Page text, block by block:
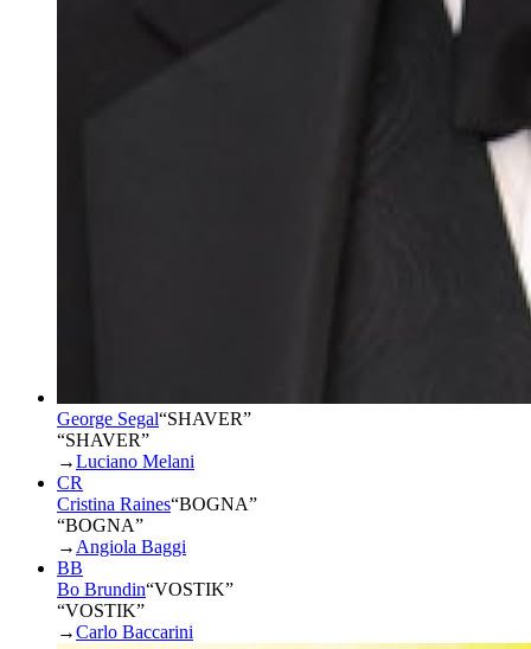
George Segal“SHAVER”
“SHAVER”
→Luciano Melani
CR
Cristina Raines“BOGNA”
“BOGNA”
→ Angiola Baggi
BB
Bo Brundin“VOSTIK”
“VOSTIK”
→Carlo Baccarini